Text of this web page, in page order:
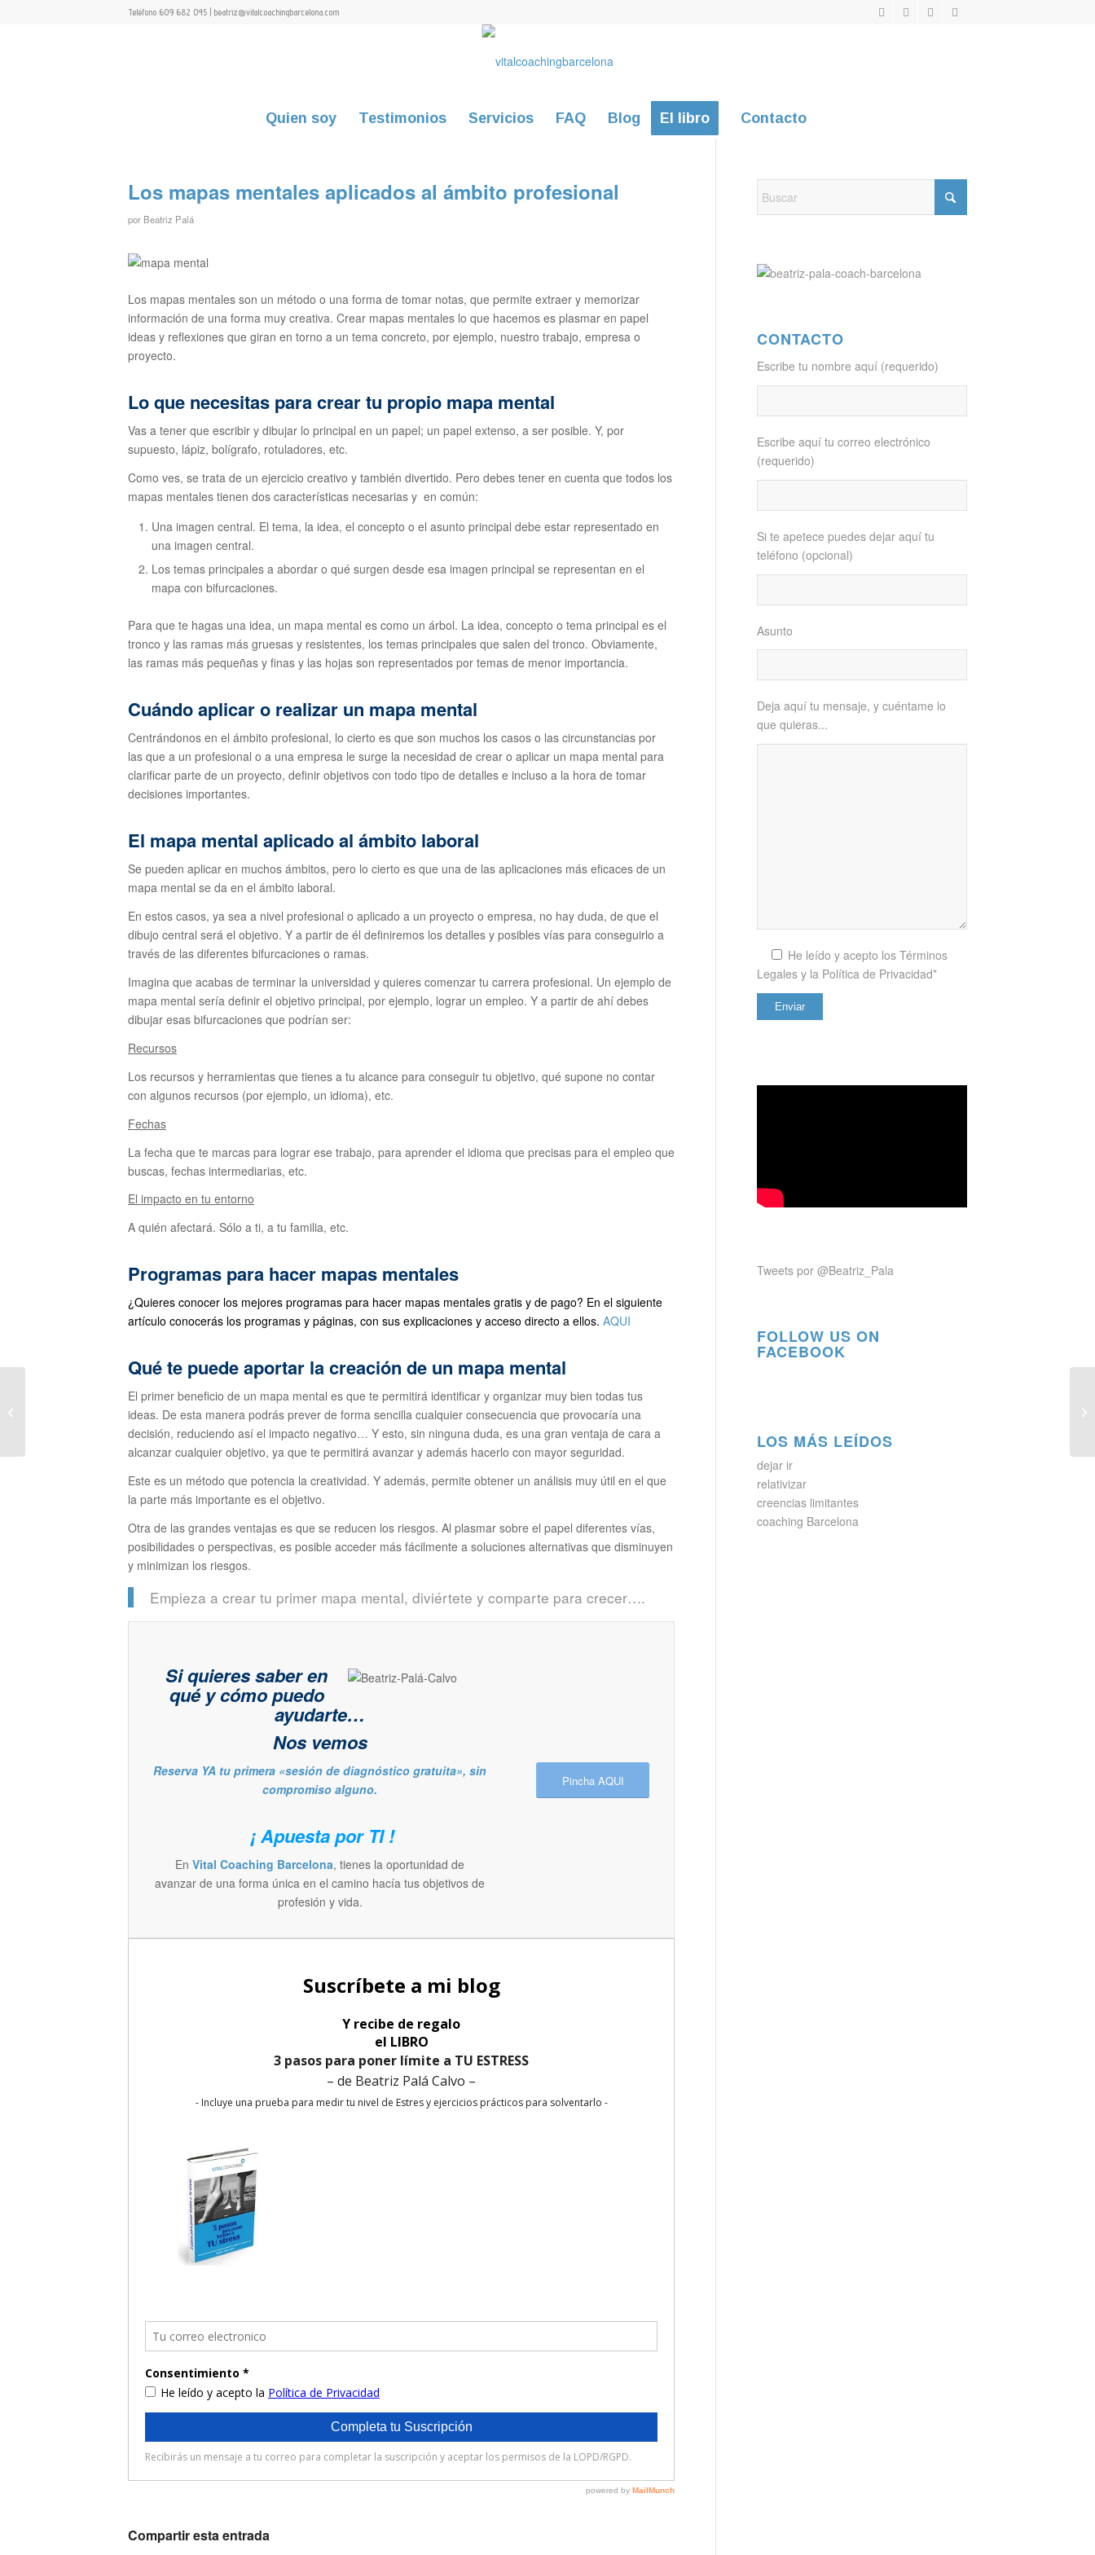
Teléfono 609 682 045 | beatriz@vitalcoachingbarcelona.com
Quien soy Testimonios Servicios FAQ Blog El libro Contacto
Los mapas mentales aplicados al ámbito profesional
por Beatriz Palá
Los mapas mentales son un método o una forma de tomar notas, que permite extraer y memorizar
información de una forma muy creativa. Crear mapas mentales lo que hacemos es plasmar en papel
ideas y reflexiones que giran en torno a un tema concreto, por ejemplo, nuestro trabajo, empresa o
proyecto.
Lo que necesitas para crear tu propio mapa mental
Vas a tener que escribir y dibujar lo principal en un papel; un papel extenso, a ser posible. Y, por
supuesto, lápiz, bolígrafo, rotuladores, etc.
Como ves, se trata de un ejercicio creativo y también divertido. Pero debes tener en cuenta que todos los
mapas mentales tienen dos características necesarias y en común:
Una imagen central. El tema, la idea, el concepto o el asunto principal debe estar representado en
una imagen central.
Los temas principales a abordar o qué surgen desde esa imagen principal se representan en el
mapa con bifurcaciones.
Para que te hagas una idea, un mapa mental es como un árbol. La idea, concepto o tema principal es el
tronco y las ramas más gruesas y resistentes, los temas principales que salen del tronco. Obviamente,
las ramas más pequeñas y finas y las hojas son representados por temas de menor importancia.
Cuándo aplicar o realizar un mapa mental
Centrándonos en el ámbito profesional, lo cierto es que son muchos los casos o las circunstancias por
las que a un profesional o a una empresa le surge la necesidad de crear o aplicar un mapa mental para
clarificar parte de un proyecto, definir objetivos con todo tipo de detalles e incluso a la hora de tomar
decisiones importantes.
El mapa mental aplicado al ámbito laboral
Se pueden aplicar en muchos ámbitos, pero lo cierto es que una de las aplicaciones más eficaces de un
mapa mental se da en el ámbito laboral.
En estos casos, ya sea a nivel profesional o aplicado a un proyecto o empresa, no hay duda, de que el
dibujo central será el objetivo. Y a partir de él definiremos los detalles y posibles vías para conseguirlo a
través de las diferentes bifurcaciones o ramas.
Imagina que acabas de terminar la universidad y quieres comenzar tu carrera profesional. Un ejemplo de
mapa mental sería definir el objetivo principal, por ejemplo, lograr un empleo. Y a partir de ahí debes
dibujar esas bifurcaciones que podrían ser:
Recursos
Los recursos y herramientas que tienes a tu alcance para conseguir tu objetivo, qué supone no contar
con algunos recursos (por ejemplo, un idioma), etc.
Fechas
La fecha que te marcas para lograr ese trabajo, para aprender el idioma que precisas para el empleo que
buscas, fechas intermediarias, etc.
El impacto en tu entorno
A quién afectará. Sólo a ti, a tu familia, etc.
Programas para hacer mapas mentales
¿Quieres conocer los mejores programas para hacer mapas mentales gratis y de pago? En el siguiente
artículo conocerás los programas y páginas, con sus explicaciones y acceso directo a ellos. AQUI
Qué te puede aportar la creación de un mapa mental
El primer beneficio de un mapa mental es que te permitirá identificar y organizar muy bien todas tus
ideas. De esta manera podrás prever de forma sencilla cualquier consecuencia que provocaría una
decisión, reduciendo así el impacto negativo… Y esto, sin ninguna duda, es una gran ventaja de cara a
alcanzar cualquier objetivo, ya que te permitirá avanzar y además hacerlo con mayor seguridad.
Este es un método que potencia la creatividad. Y además, permite obtener un análisis muy útil en el que
la parte más importante es el objetivo.
Otra de las grandes ventajas es que se reducen los riesgos. Al plasmar sobre el papel diferentes vías,
posibilidades o perspectivas, es posible acceder más fácilmente a soluciones alternativas que disminuyen
y minimizan los riesgos.
Empieza a crear tu primer mapa mental, diviértete y comparte para crecer….
Si quieres saber en
qué y cómo puedo
ayudarte…
Nos vemos
Reserva YA tu primera «sesión de diagnóstico gratuita», sin
compromiso alguno.
¡ Apuesta por TI !
En Vital Coaching Barcelona, tienes la oportunidad de
avanzar de una forma única en el camino hacía tus objetivos de
profesión y vida.
Pincha AQUI
Compartir esta entrada
CONTACTO
Escribe tu nombre aquí (requerido)
Escribe aquí tu correo electrónico
(requerido)
Si te apetece puedes dejar aquí tu
teléfono (opcional)
Asunto
Deja aquí tu mensaje, y cuéntame lo
que quieras...
He leído y acepto los Términos
Legales y la Política de Privacidad*
Tweets por @Beatriz_Pala
FOLLOW US ON
FACEBOOK
LOS MÁS LEÍDOS
dejar ir
relativizar
creencias limitantes
coaching Barcelona
Lo vital de una actitud
positiva al emprender